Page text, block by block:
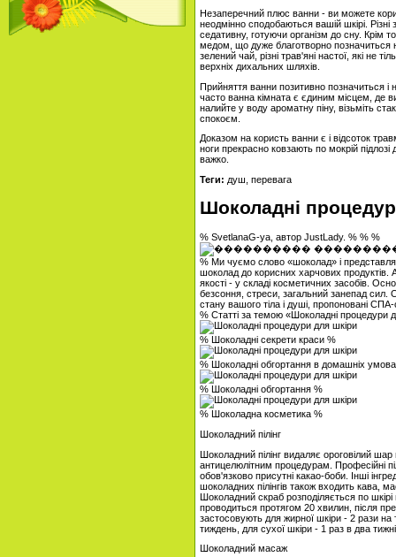
Незаперечний плюс ванни - ви можете
неодмінно сподобаються вашій шкірі.
седативну, готуючи організм до сну. Крім
медом, що дуже благотворно позначиться
зелений чай, різні трав'яні настої, які не
верхніх дихальних шляхів.
Прийняття ванни позитивно позначиться
часто ванна кімната є єдиним місцем, де
налийте у воду ароматну піну, візьміть
спокоєм.
Доказом на користь ванни є і відсоток
ноги прекрасно ковзають по мокрій
важко.
Теги: душ, перевага
Шоколадні
% SvetlanaG-ya, автор JustLady. % % %
% Ми чуємо слово «шоколад» і
шоколад до корисних харчових продуктів.
якості - у складі косметичних засобів.
безсоння, стреси, загальний занепад
стану вашого тіла і душі, пропоновані
% Статті за темою «Шоколадні процедури
% Шоколадні секрети краси %
% Шоколадні обгортання в домашніх
% Шоколадні обгортання %
% Шоколадна косметика %
Шоколадний пілінг
Шоколадний пілінг видаляє ороговілий
антицелюлітним процедурам. Професійні
обов'язково присутні какао-боби. Інші
шоколадних пілінгів також входить кава,
Шоколадний скраб розподіляється по
проводиться протягом 20 хвилин, після
застосовують для жирної шкіри - 2 рази
тиждень, для сухої шкіри - 1 раз в два
Шоколадний масаж